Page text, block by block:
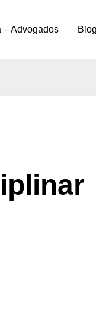
– Advogados Blog